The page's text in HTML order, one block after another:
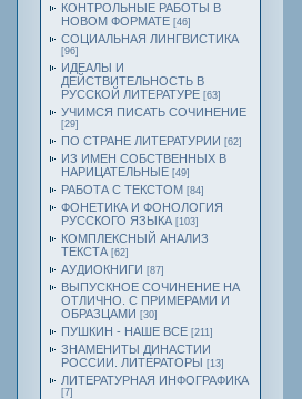
КОНТРОЛЬНЫЕ РАБОТЫ В
НОВОМ ФОРМАТЕ [46]
СОЦИАЛЬНАЯ ЛИНГВИСТИКА
[96]
ИДЕАЛЫ И
ДЕЙСТВИТЕЛЬНОСТЬ В
РУССКОЙ ЛИТЕРАТУРЕ [63]
УЧИМСЯ ПИСАТЬ СОЧИНЕНИЕ
[29]
ПО СТРАНЕ ЛИТЕРАТУРИИ [62]
ИЗ ИМЕН СОБСТВЕННЫХ В
НАРИЦАТЕЛЬНЫЕ [49]
РАБОТА С ТЕКСТОМ [84]
ФОНЕТИКА И ФОНОЛОГИЯ
РУССКОГО ЯЗЫКА [103]
КОМПЛЕКСНЫЙ АНАЛИЗ
ТЕКСТА [62]
АУДИОКНИГИ [87]
ВЫПУСКНОЕ СОЧИНЕНИЕ НА
ОТЛИЧНО. С ПРИМЕРАМИ И
ОБРАЗЦАМИ [30]
ПУШКИН - НАШЕ ВСЕ [211]
ЗНАМЕНИТЫ ДИНАСТИИ
РОССИИ. ЛИТЕРАТОРЫ [13]
ЛИТЕРАТУРНАЯ ИНФОГРАФИКА
[7]